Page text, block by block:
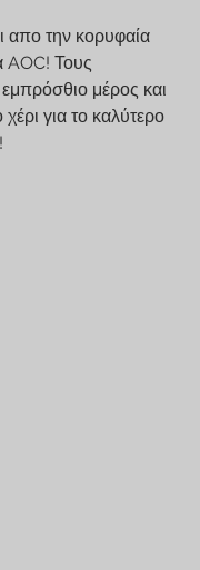
απο την κορυφαία
AOC! Τους
μέρος και
για το καλύτερο